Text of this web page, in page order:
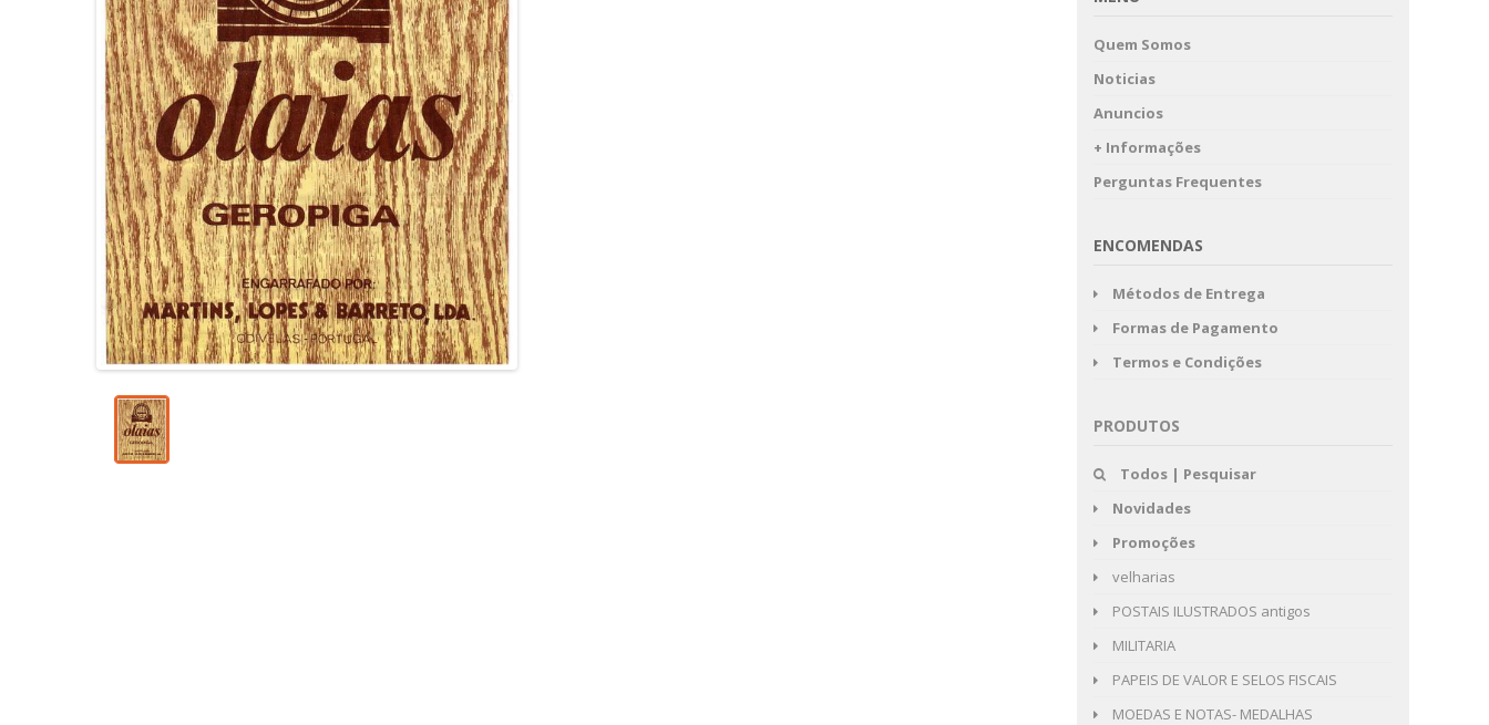
Quem Somos
Noticias
Anuncios
+ Informações
Perguntas Frequentes
ENCOMENDAS
Métodos de Entrega
Formas de Pagamento
Termos e Condições
PRODUTOS
Todos | Pesquisar
Novidades
Promoções
velharias
POSTAIS ILUSTRADOS antigos
MILITARIA
PAPEIS DE VALOR E SELOS FISCAIS
MOEDAS E NOTAS- MEDALHAS